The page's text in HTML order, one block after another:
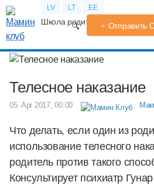
LV LT EE
Школа родителей Отправить
Телесное наказание
05. Apr 2017, 00:00
Что делать, если один из
использование телесного
родитель против такого
Консультирует психиатр